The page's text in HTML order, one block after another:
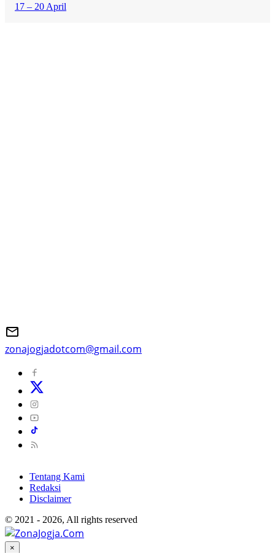
17 – 20 April
zonajogjadotcom@gmail.com
Tentang Kami
Redaksi
Disclaimer
© 2021 - 2026, All rights reserved
×